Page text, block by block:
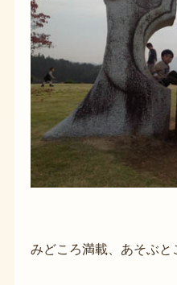
みどころ満載、あそぶと